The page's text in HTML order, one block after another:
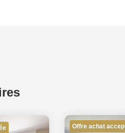
Offre achat